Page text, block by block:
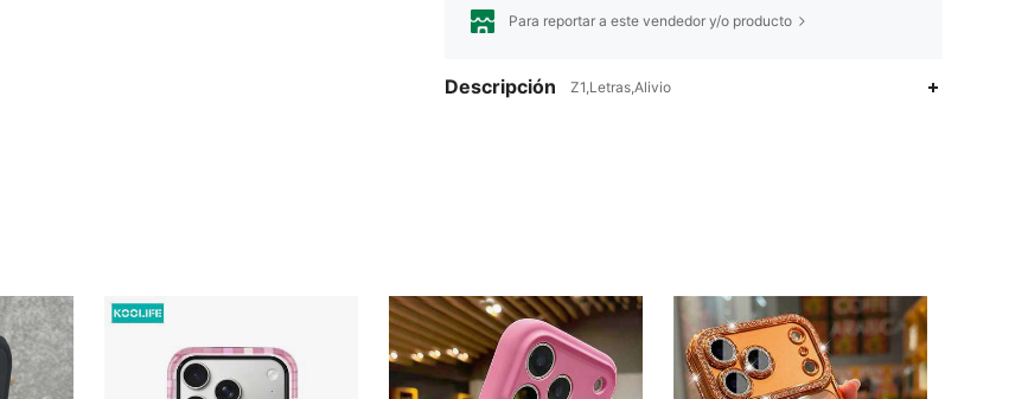
Para reportar a este vendedor y/o producto
Descripción Z1,Letras,Alivio